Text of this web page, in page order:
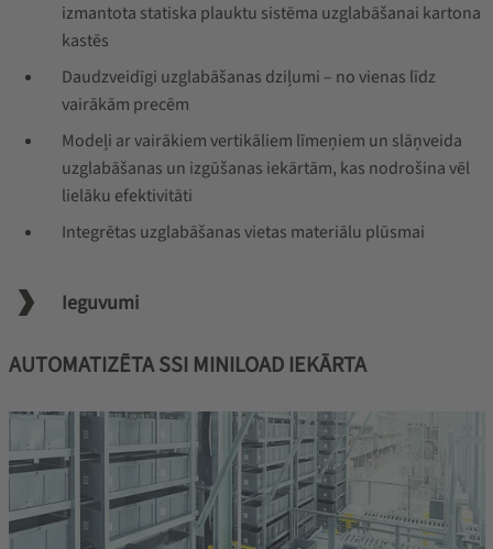
izmantota statiska plauktu sistēma uzglabāšanai kartona
kastēs
Daudzveidīgi uzglabāšanas dziļumi – no vienas līdz
vairākām precēm
Modeļi ar vairākiem vertikāliem līmeņiem un slāņveida
uzglabāšanas un izgūšanas iekārtām, kas nodrošina vēl
lielāku efektivitāti
Integrētas uzglabāšanas vietas materiālu plūsmai
Ieguvumi
AUTOMATIZĒTA SSI MINILOAD IEKĀRTA